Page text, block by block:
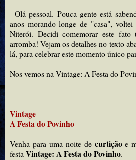
Olá pessoal. Pouca gente está
anos morando longe de "casa",
Niterói. Decidi comemorar este
arromba! Vejam os detalhes no texto
lá, para celebrar este momento único
Nos vemos na Vintage: A Festa do
--
Vintage
A Festa do Povinho
Venha para uma noite de curtiçãoe
festa Vintage: A Festa do Povinho.